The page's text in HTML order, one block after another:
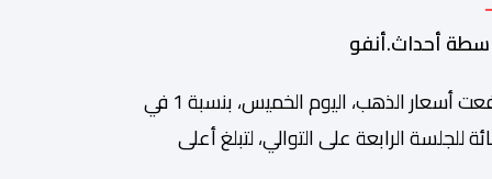
أحداث.أنفو
ارتفعت أسعار الذهب، اليوم الخميس، بنسبة 1 في
للجلسة الرابعة على التوالي، لتبلغ أعلى